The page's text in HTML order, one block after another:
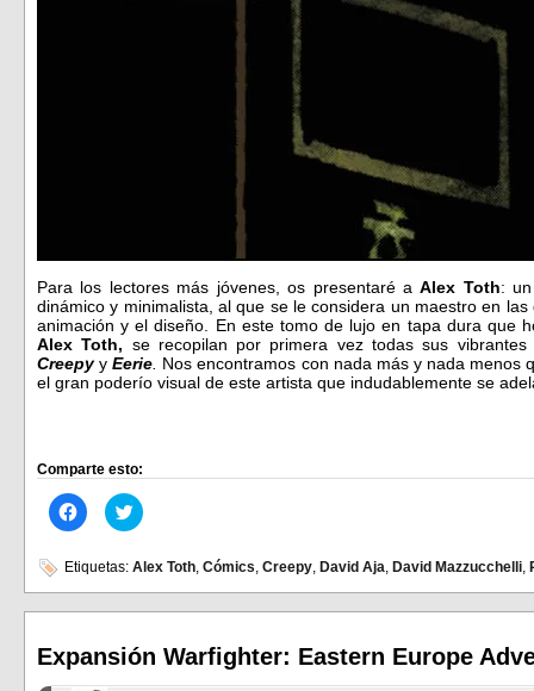
Para los lectores más jóvenes, os presentaré aAlex Toth:
dinámico y minimalista, al que se le considera un maestro en
animación y el diseño. En este tomo de lujo en tapa dura que
Alex Toth, se recopilan por primera vez todas sus
CreepyyEerie Nos encontramos con nada más y nada menos
el gran poderío visual de este artista que indudablemente se
Comparte esto:
Haz
clic
en
Facebook
(Se
abre
ventana
nueva)
Haz
clic
en
(Se
abre
ventana
nueva)
Etiquetas: Alex Toth, Cómics, Creepy, David Aja, David Mazzucchelli,
Expansión Warfighter: Eastern Europe